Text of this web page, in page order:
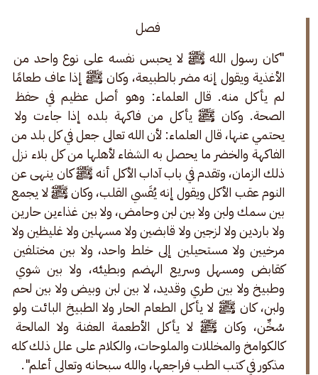
فصل
"كان رسول الله ﷺ لا يحبس نفسه على نوع واحد من
الأغذية ويقول إنه مضر بالطبيعة، وكان ﷺ إذا عاف طعامًا
لم يأكل منه. قال العلماء: وهو أصل عظيم في حفظ
الصحة. وكان ﷺ يأكل من فاكهة بلده إذا جاءت ولا
يحتمي عنها، قال العلماء: لأن الله تعالى جعل في كل بلد من
الفاكهة والخضر ما يحصل به الشفاء لأهلها من كل بلاء نزل
ذلك الزمان، وتقدم في باب آداب الأكل أنه ﷺ كان ينهى عن
النوم عقب الأكل ويقول إنه يُقَسي القلب، وكان ﷺ لا يجمع
بين سمك ولبن ولا بين لبن وحامض، ولا بين غذاءين حارين
ولا باردين ولا لزجين ولا قابضين ولا مسهلين ولا غليظين ولا
مرخيين ولا مستحيلين إلى خلط واحد، ولا بين مختلفين
كقابض ومسهل وسريع الهضم وبطيئه، ولا بين شوي
وطبيخ ولا بين طري وقديد، لا بين لبن وبيض ولا بين لحم
ولبن، كان ﷺ لا يأكل الطعام الحار ولا الطبيخ البائت ولو
سُخِّن، وكان ﷺ لا يأكل الأطعمة العفنة ولا المالحة
كالكوامخ والمخللات والملوحات، والكلام على علل ذلك كله
مذكور في كتب الطب فراجعها، والله سبحانه وتعالى أعلم".